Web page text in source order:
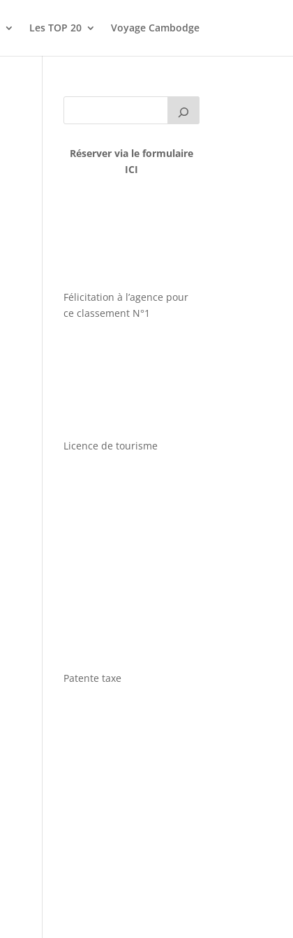
Les TOP 20 Voyage Cambodge
Réserver via le formulaire
ICI
Félicitation à l’agence pour
ce classement N°1
Licence de tourisme
Patente taxe